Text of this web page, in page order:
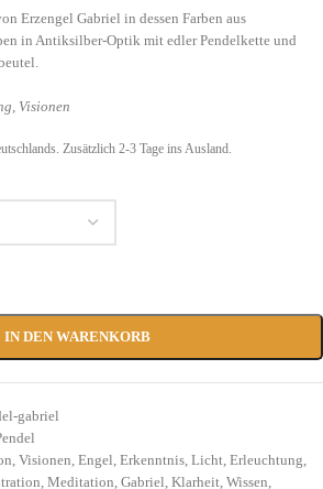
Erzengel Gabriel in dessen Farben aus
in Antiksilber-Optik mit edler Pendelkette und
Visionen
Zusätzlich 2-3 Tage ins Ausland.
IN DEN WARENKORB
gabriel
, Visionen, Engel, Erkenntnis, Licht, Erleuchtung,
, Meditation, Gabriel, Klarheit, Wissen,